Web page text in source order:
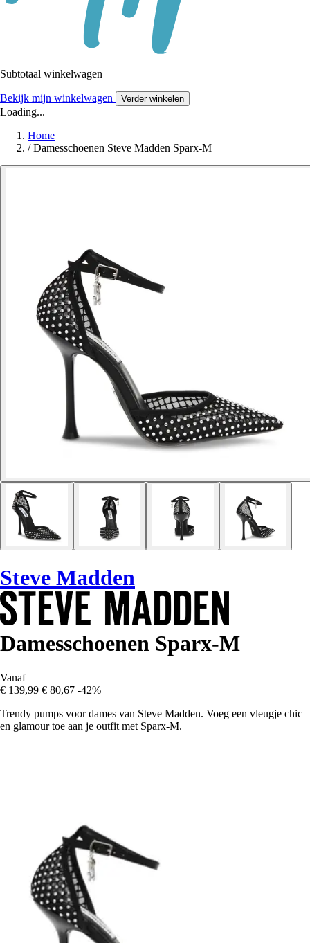
Subtotaal winkelwagen
Bekijk mijn winkelwagen Verder winkelen
Loading...
Home
/ Damesschoenen Steve Madden Sparx-M
Steve Madden
Damesschoenen Sparx-M
Vanaf
€ 139,99 € 80,67 -42%
Trendy pumps voor dames van Steve Madden. Voeg een vleugje chic
en glamour toe aan je outfit met Sparx-M.